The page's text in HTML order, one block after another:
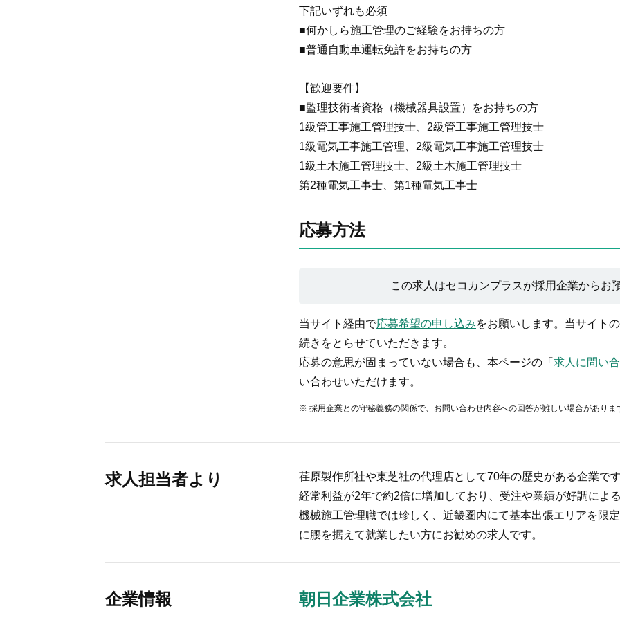
下記いずれも必須
■何かしら施工管理のご経験をお持ちの方
■普通自動車運転免許をお持ちの方
【歓迎要件】
■監理技術者資格（機械器具設置）をお持ちの方
1級管工事施工管理技士、2級管工事施工管理技士
1級電気工事施工管理、2級電気工事施工管理技士
1級土木施工管理技士、2級土木施工管理技士
第2種電気工事士、第1種電気工事士
応募方法
この求人はセコカンプラスが採用企業からお
当サイト経由で応募希望の申し込みをお願いします。当サイト
続きをとらせていただきます。
応募の意思が固まっていない場合も、本ページの「 求人に問い
い合わせいただけます。
採用企業との守秘義務の関係で、お問い合わせ内容への回答が難しい場合がありま
求人担当者より
荏原製作所社や東芝社の代理店として70年の歴史がある企業です
経常利益が2年で約2倍に増加しており、受注や業績が好調によ
機械施工管理職では珍しく、近畿圏内にて基本出張エリアを限
に腰を据えて就業したい方にお勧めの求人です。
企業情報 朝日企業株式会社